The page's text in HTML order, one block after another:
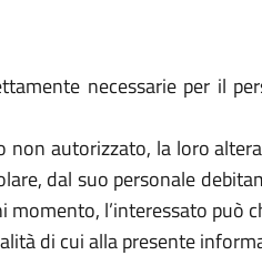
necessarie per il
autorizzato, la loro
dal suo personale
l’interessato può
di cui alla presente